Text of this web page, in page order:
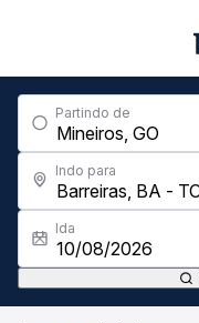
Partindo de
Indo para
Ida